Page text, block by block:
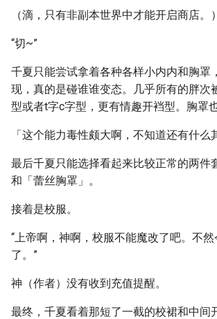
（滴，只有非副本世界中才能开启商店。）
“切~”
千夏只能尝试拿着各种各样小内内和胸罩
现，真的是碰谁谁变态。几乎所有的胖次
型或者t字c字型，更有情趣开裆型。胸罩
「这个能力毒性颇大啊，不知道还有什么
最后千夏只能选择看起来比较正常的两件
和「蕾丝胸罩」。
接着是校服。
“上帝啊，神啊，校服不能魔改了吧。不
了。”
神（作者）没有收到充值提醒。
最终，千夏看着那短了一截的校裙和中间